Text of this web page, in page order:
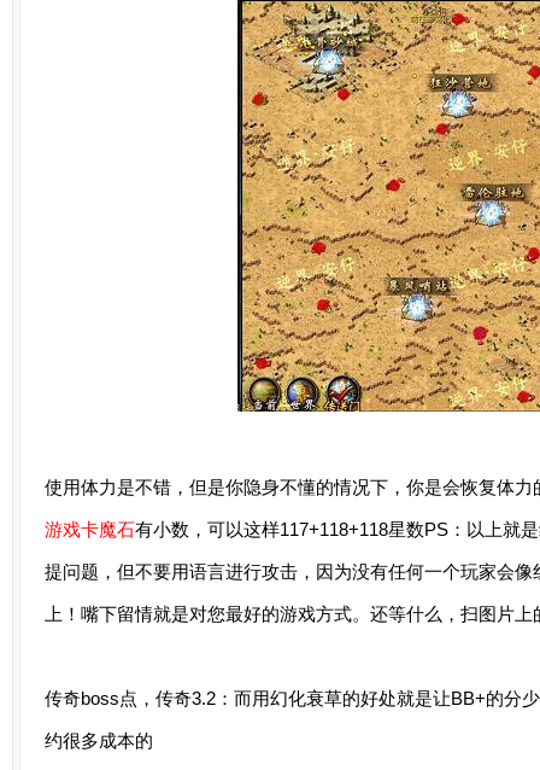
使用体力是不错，但是你隐身不懂的情况下，你是会恢复体
游戏卡魔石有小数，可以这样117+118+118星数PS：以上就
提问题，但不要用语言进行攻击，因为没有任何一个玩家会
上！嘴下留情就是对您最好的游戏方式。还等什么，扫图片
传奇boss点，传奇3.2：而用幻化衰草的好处就是让BB+的分
约很多成本的